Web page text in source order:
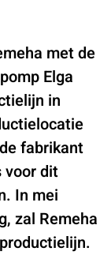
met de
Elga
in
fabrikant
voor dit
In mei
zal Remeha